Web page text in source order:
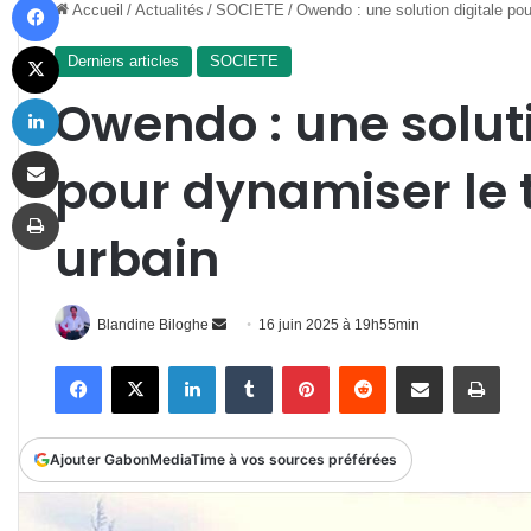
Accueil / Actualités / SOCIETE / Owendo : une solution digitale
Derniers articles SOCIETE
Owendo : une
pour dynamiser le
urbain
Blandine Biloghe
Envoyer
courriel
16 juin 2025 à 19h55min
FacebookX LinkedinTumblr PinterestReddit Partager par email
Ajouter GabonMediaTime à vos sources préférées
X
Imprimer